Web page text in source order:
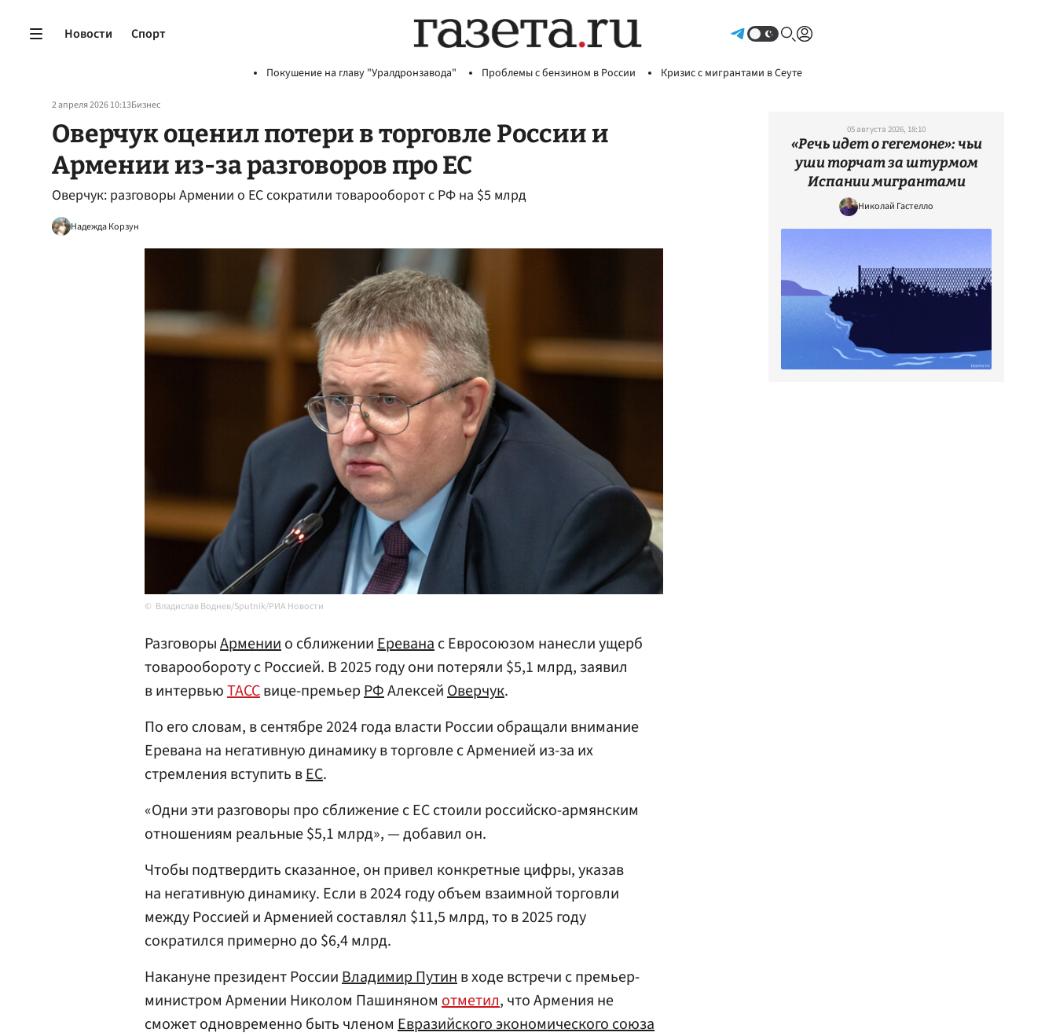
Новости Спорт
Покушение на главу "Уралдронзавода" Проблемы с бензином в России Кризис с мигрантами в Сеуте
2 апреля 2026 10:13Бизнес
Оверчук оценил потери в торговле России и
Армении из-за разговоров про ЕС
Оверчук: разговоры Армении о ЕС сократили товарооборот с РФ на $5 млрд
Надежда Корзун
Владислав Воднев/Sputnik/РИА Новости
РазговорыАрмениио сближенииЕреванас Евросоюзом нанесли ущерб
товарообороту с Россией. В 2025 году они потеряли $5,1 млрд, заявил
в интервьюТАССвице-премьерРФАлексейОверчук.
По его словам, в сентябре 2024 года власти России обращали внимание
Еревана на негативную динамику в торговле с Арменией из-за их
стремления вступить вЕС.
«Одни эти разговоры про сближение с ЕС стоили российско-армянским
отношениям реальные $5,1 млрд», — добавил он.
Чтобы подтвердить сказанное, он привел конкретные цифры, указав
на негативную динамику. Если в 2024 году объем взаимной торговли
между Россией и Арменией составлял $11,5 млрд, то в 2025 году
сократился примерно до $6,4 млрд.
Накануне президент РоссииВладимир Путинв ходе встречи с премьер-
министром Армении Николом Пашиняном отметил, что Армения не
сможет одновременно быть членом Евразийского экономического союза
05 августа 2026, 18:10
«Речь идет о гегемоне»: чьи
уши торчат за штурмом
Испании мигрантами
Николай Гастелло